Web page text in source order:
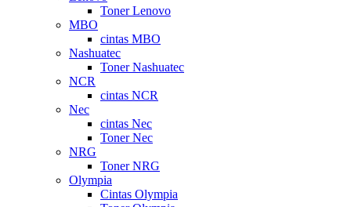
Toner Lenovo
MBO
cintas MBO
Nashuatec
Toner Nashuatec
NCR
cintas NCR
Nec
cintas Nec
Toner Nec
NRG
Toner NRG
Olympia
Cintas Olympia